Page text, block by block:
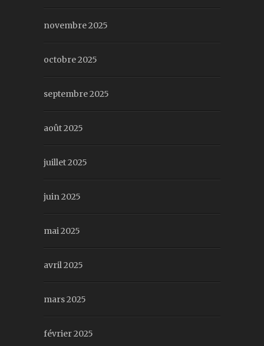
novembre 2025
octobre 2025
septembre 2025
août 2025
juillet 2025
juin 2025
mai 2025
avril 2025
mars 2025
février 2025